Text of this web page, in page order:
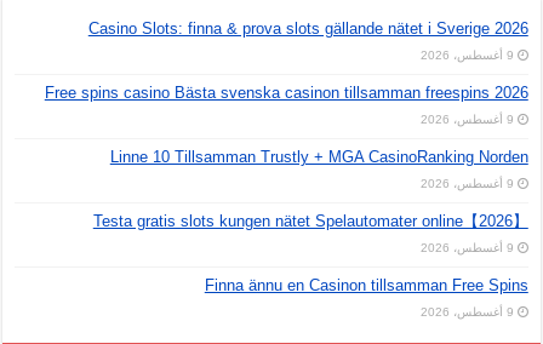
Casino Slots: finna & prova slots gällande nätet i Sverige 2026
9 أغسطس، 2026
Free spins casino Bästa svenska casinon tillsamman freespins 2026
9 أغسطس، 2026
Linne 10 Tillsamman Trustly + MGA CasinoRanking Norden
9 أغسطس، 2026
Testa gratis slots kungen nätet Spelautomater online【2026】
9 أغسطس، 2026
Finna ännu en Casinon tillsamman Free Spins
9 أغسطس، 2026